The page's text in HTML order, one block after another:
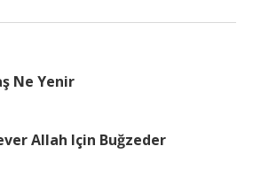
Ne Yenir
Allah Için Buğzeder